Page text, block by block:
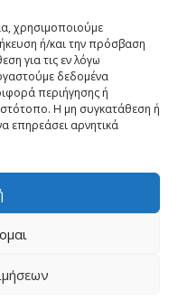
χρησιμοποιούμε
ή/και την πρόσβαση
για τις εν λόγω
δεδομένα
περιήγησης ή
Η μη συγκατάθεση ή
επηρεάσει αρνητικά